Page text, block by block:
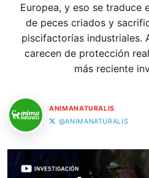
Europea, y eso se traduce
de peces criados y
piscifactorías industriales.
carecen de protección
más reciente
ANIMANATURALIS
@ANIMANATURALIS